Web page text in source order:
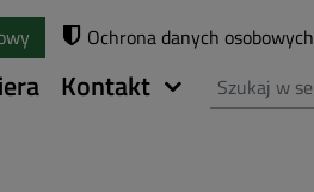
Ochrona danych osobowych
Kontakt Szukaj